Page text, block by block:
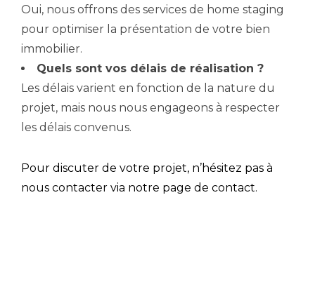
Oui, nous offrons des services de home staging
pour optimiser la présentation de votre bien
immobilier.
Quels sont vos délais de réalisation ?
Les délais varient en fonction de la nature du
projet, mais nous nous engageons à respecter
les délais convenus.
Pour discuter de votre projet, n’hésitez pas à
nous contacter via notre page de contact.